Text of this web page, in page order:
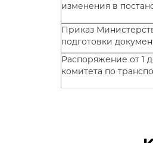
изменения в
Приказ
подготовки
Распоряжение от 1
комитета по